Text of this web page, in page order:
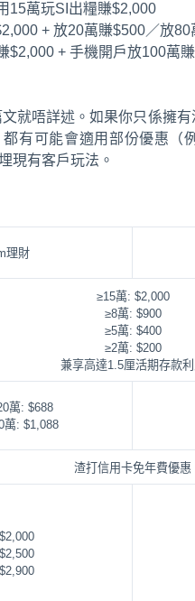
15萬玩SI出糧賺$2,000
+ 放20萬賺$500／放80
$2,000 + 手機開戶放100萬
就唔詳述。如果你只係擁
有可能會適用部份優惠（
現有客戶玩法。
理財
≥15萬: $2,000
≥8萬: $900
≥5萬: $400
≥2萬: $200
兼享高達1.5厘活期存款
萬: $688
萬: $1,088
渣打信用卡免年費優惠